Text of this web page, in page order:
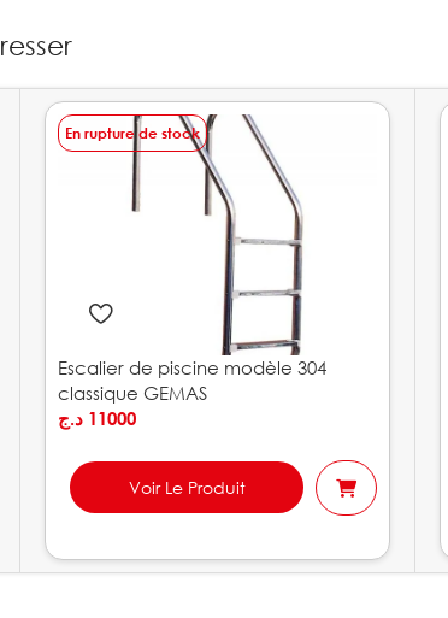
En rupture de stock
Escalier de piscine modèle 304
classique GEMAS
11000 د.ج
Voir Le Produit